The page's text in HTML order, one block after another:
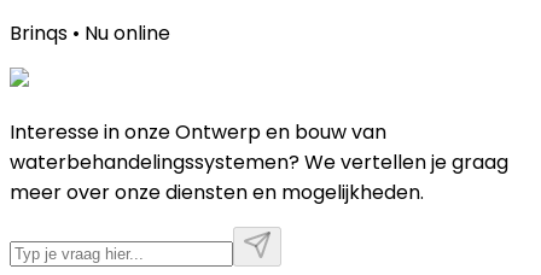
Brinqs • Nu online
Interesse in onze Ontwerp en bouw van
waterbehandelingssystemen? We vertellen je graag
meer over onze diensten en mogelijkheden.